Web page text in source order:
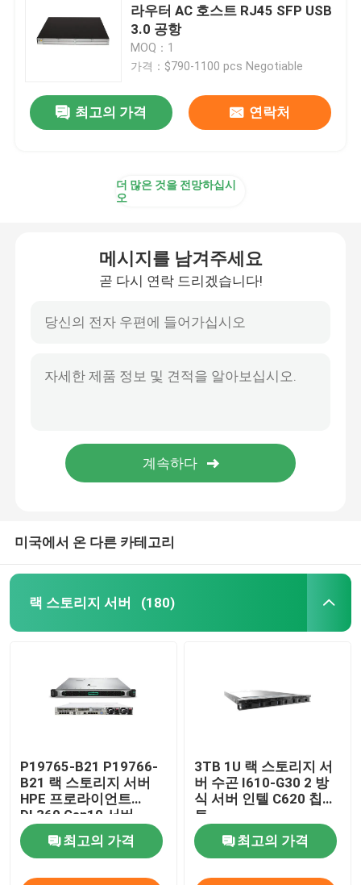
화웨이 퓨젼 서버
델 파워에지 서버
데이터콤 스위치
지포스 그래픽 카드
서버 메모리 램
재공급된 스토리지 서버
섬유 채널 스위치
라우터 AC 호스트 RJ45 SFP USB
3.0 공항
MOQ：1
가격：$790-1100 pcs Negotiable
최고의 가격 연락처
더 많은 것을 전망하십시
오
메시지를 남겨주세요
곧 다시 연락 드리겠습니다!
미국에서 온 다른 카테고리
랙 스토리지 서버 (180)
P19765-B21 P19766-
B21 랙 스토리지 서버
HPE 프로라이언트
DL360 Gen10 서버
최고의 가격
3TB 1U 랙 스토리지 서
버 수곤 I610-G30 2 방
식 서버 인텔 C620 칩셋
트
최고의 가격